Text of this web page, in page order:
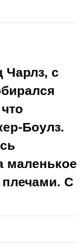
Чарлз, с
Боулз.
маленькое
С